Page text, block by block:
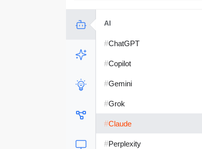
AI
#ChatGPT
#Copilot
#Gemini
#Grok
#Claude
#Perplexity